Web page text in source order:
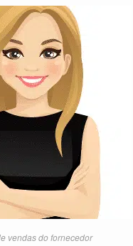
vendas do fornecedor